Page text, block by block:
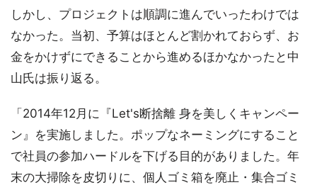
しかし、プロジェクトは順調に進んでいったわけでは
なかった。当初、予算はほとんど割かれておらず、お
金をかけずにできることから進めるほかなかったと中
山氏は振り返る。
「2014年12月に『Let's断捨離 身を美しくキャンペー
ン』を実施しました。ポップなネーミングにすること
で社員の参加ハードルを下げる目的がありました。年
末の大掃除を皮切りに、個人ゴミ箱を廃止・集合ゴミ